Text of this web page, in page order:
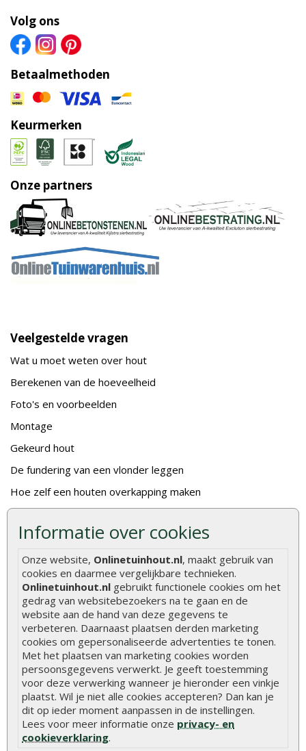
Informatie over cookies
Onze website, Onlinetuinhout.nl, maakt gebruik van
cookies en daarmee vergelijkbare technieken.
Onlinetuinhout.nl gebruikt functionele cookies om het
gedrag van websitebezoekers na te gaan en de
website aan de hand van deze gegevens te
verbeteren. Daarnaast plaatsen derden marketing
cookies om gepersonaliseerde advertenties te tonen.
Met het plaatsen van marketing cookies worden
persoonsgegevens verwerkt. Je geeft toestemming
voor deze verwerking wanneer je hieronder een vinkje
plaatst. Wil je niet alle cookies accepteren? Dan kan je
dit op ieder moment aanpassen in de instellingen.
Lees voor meer informatie onze privacy- en
cookieverklaring.
Volg ons
Betaalmethoden
Keurmerken
Onze partners
Veelgestelde vragen
Wat u moet weten over hout
Berekenen van de hoeveelheid
Foto's en voorbeelden
Montage
Gekeurd hout
De fundering van een vlonder leggen
Hoe zelf een houten overkapping maken
Hoe zelf een vlonder leggen
Hoe betonpaal plaatsen
Hoe schutting plaatsen
De 9 beste tuinschermen van Onlinetuinhout.nl
Stijlvolle houtsoorten voor in de tuin
Duurzame tuin
Welke palen voor een schapenhek
Alle populaire categorieën
Tuinhout
Schutting
Tuindeuren
Tuinschermen